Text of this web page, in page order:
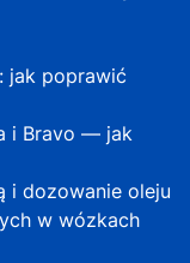
jak poprawić
i Bravo — jak
i dozowanie oleju
w wózkach